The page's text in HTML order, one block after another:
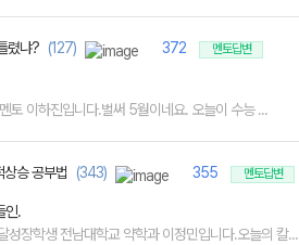
렸냐? (127) 372 멘토답변
토 이하진입니다.벌써 5월이네요. 오늘이 수능 ...
상승 공부법 (343) 355 멘토답변
인.
성장학생 전남대학교 약학과 이정민입니다.오늘의 칼...